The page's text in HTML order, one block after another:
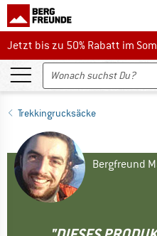
Jetzt bis zu 50% Rabatt im
Jetzt bis zu 50% Rabatt im
Trekkingrucksäcke
Bergfreund